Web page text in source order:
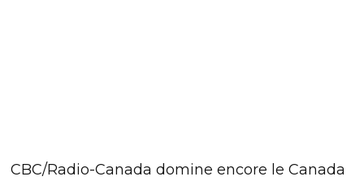
CBC/Radio-Canada domine encore le Canada